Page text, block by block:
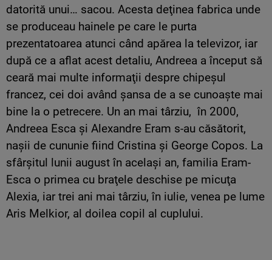
datorită unui… sacou. Acesta deţinea fabrica unde
se produceau hainele pe care le purta
prezentatoarea atunci când apărea la televizor, iar
după ce a aflat acest detaliu, Andreea a început să
ceară mai multe informaţii despre chipeşul
francez, cei doi având şansa de a se cunoaşte mai
bine la o petrecere. Un an mai târziu, în 2000,
Andreea Esca şi Alexandre Eram s-au căsătorit,
naşii de cununie fiind Cristina şi George Copos. La
sfârşitul lunii august în acelaşi an, familia Eram-
Esca o primea cu braţele deschise pe micuţa
Alexia, iar trei ani mai târziu, în iulie, venea pe lume
Aris Melkior, al doilea copil al cuplului.